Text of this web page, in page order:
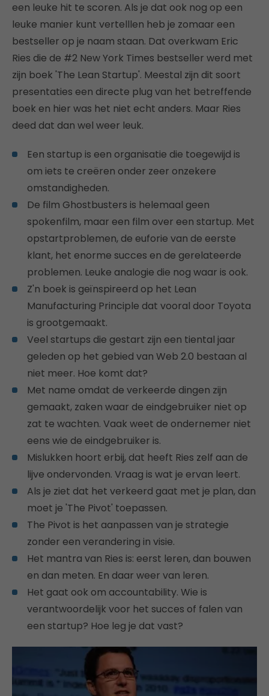
een leuke hit te scoren. Als je dat ook nog op een
leuke manier kunt vertelllen heb je zomaar een
bestseller op je naam staan. Dat overkwam Eric
Ries die de #2 New York Times bestseller werd met
zijn boek 'The Lean Startup'. Meestal zijn dit soort
presentaties een directe plug van het betreffende
boek en hier was het niet echt anders. Maar Ries
deed dat dan wel weer leuk.
Een startup is een organisatie die toegewijd is
om iets te creëren onder zeer onzekere
omstandigheden.
De film Ghostbusters is helemaal geen
spokenfilm, maar een film over een startup. Met
opstartproblemen, de euforie van de eerste
klant, het enorme succes en de gerelateerde
problemen. Leuke analogie die nog waar is ook.
Z'n boek is geïnspireerd op het Lean
Manufacturing Principle dat vooral door Toyota
is grootgemaakt.
Veel startups die gestart zijn een tiental jaar
geleden op het gebied van Web 2.0 bestaan al
niet meer. Hoe komt dat?
Met name omdat de verkeerde dingen zijn
gemaakt, zaken waar de eindgebruiker niet op
zat te wachten. Vaak weet de ondernemer niet
eens wie de eindgebruiker is.
Mislukken hoort erbij, dat heeft Ries zelf aan de
lijve ondervonden. Vraag is wat je ervan leert.
Als je ziet dat het verkeerd gaat met je plan, dan
moet je 'The Pivot' toepassen.
The Pivot is het aanpassen van je strategie
zonder een verandering in visie.
Het mantra van Ries is: eerst leren, dan bouwen
en dan meten. En daar weer van leren.
Het gaat ook om accountability. Wie is
verantwoordelijk voor het succes of falen van
een startup? Hoe leg je dat vast?